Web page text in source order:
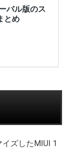
ズしたMIUI 1